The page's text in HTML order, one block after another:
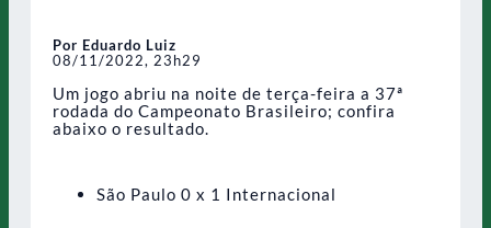
Por Eduardo Luiz
08/11/2022, 23h29
Um jogo abriu na noite de terça-feira a 37ª
rodada do Campeonato Brasileiro; confira
abaixo o resultado.
São Paulo 0 x 1 Internacional